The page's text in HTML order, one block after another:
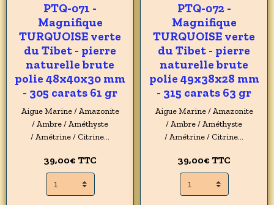
PTQ-071 -
Magnifique
TURQUOISE verte
du Tibet - pierre
naturelle brute
polie 48x40x30 mm
- 305 carats 61 gr
Aigue Marine / Amazonite
/ Ambre / Améthyste
/ Amétrine / Citrine...
39,00€ TTC
PTQ-072 -
Magnifique
TURQUOISE verte
du Tibet - pierre
naturelle brute
polie 49x38x28 mm
- 315 carats 63 gr
Aigue Marine / Amazonite
/ Ambre / Améthyste
/ Amétrine / Citrine...
39,00€ TTC